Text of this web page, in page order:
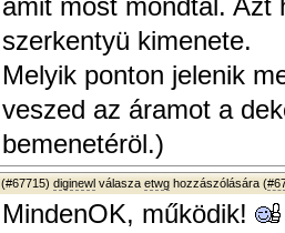
amit most mondtál. Azt
szerkentyü kimenete.
Melyik ponton jelenik
veszed az áramot a
bemenetéröl.)
(#67715) diginewl válasza etwg hozzászólására (
MindenOK, működik!